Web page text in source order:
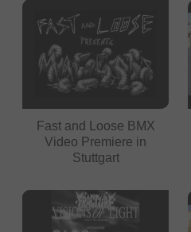
Fast and Loose BMX
Video Premiere in
Stuttgart